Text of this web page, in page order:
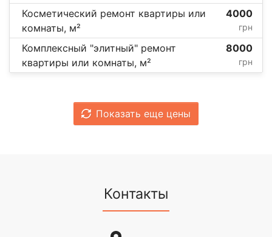
Косметический ремонт квартиры или
комнаты, м²
4000
грн
Комплексный "элитный" ремонт
квартиры или комнаты, м²
8000
грн
Показать еще цены
Контакты